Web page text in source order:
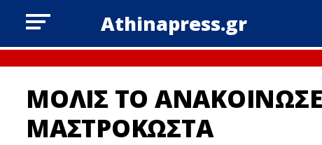
Athinapress.gr
ΜΟΛΙΣ ΤΟ
ΜΑΣΤΡΟΚΩΣΤΑ